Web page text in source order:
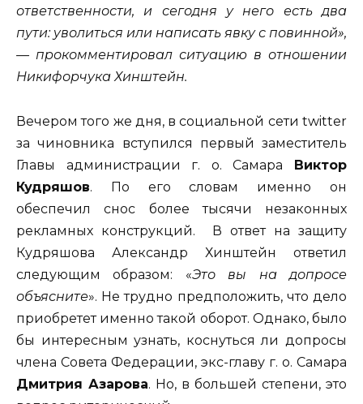
ответственности, и сегодня у него есть два
пути: уволиться или написать явку с повинной»,
— прокомментировал ситуацию в отношении
Никифорчука Хинштейн.
Вечером того же дня, в социальной сети twitter
за чиновника вступился первый заместитель
Главы администрации г. о. Самара Виктор
Кудряшов. По его словам именно он
обеспечил снос более тысячи незаконных
рекламных конструкций. В ответ на защиту
Кудряшова Александр Хинштейн ответил
следующим образом: «Это вы на допросе
объясните». Не трудно предположить, что дело
приобретет именно такой оборот. Однако, было
бы интересным узнать, коснуться ли допросы
члена Совета Федерации, экс-главу г. о. Самара
Дмитрия Азарова. Но, в большей степени, это